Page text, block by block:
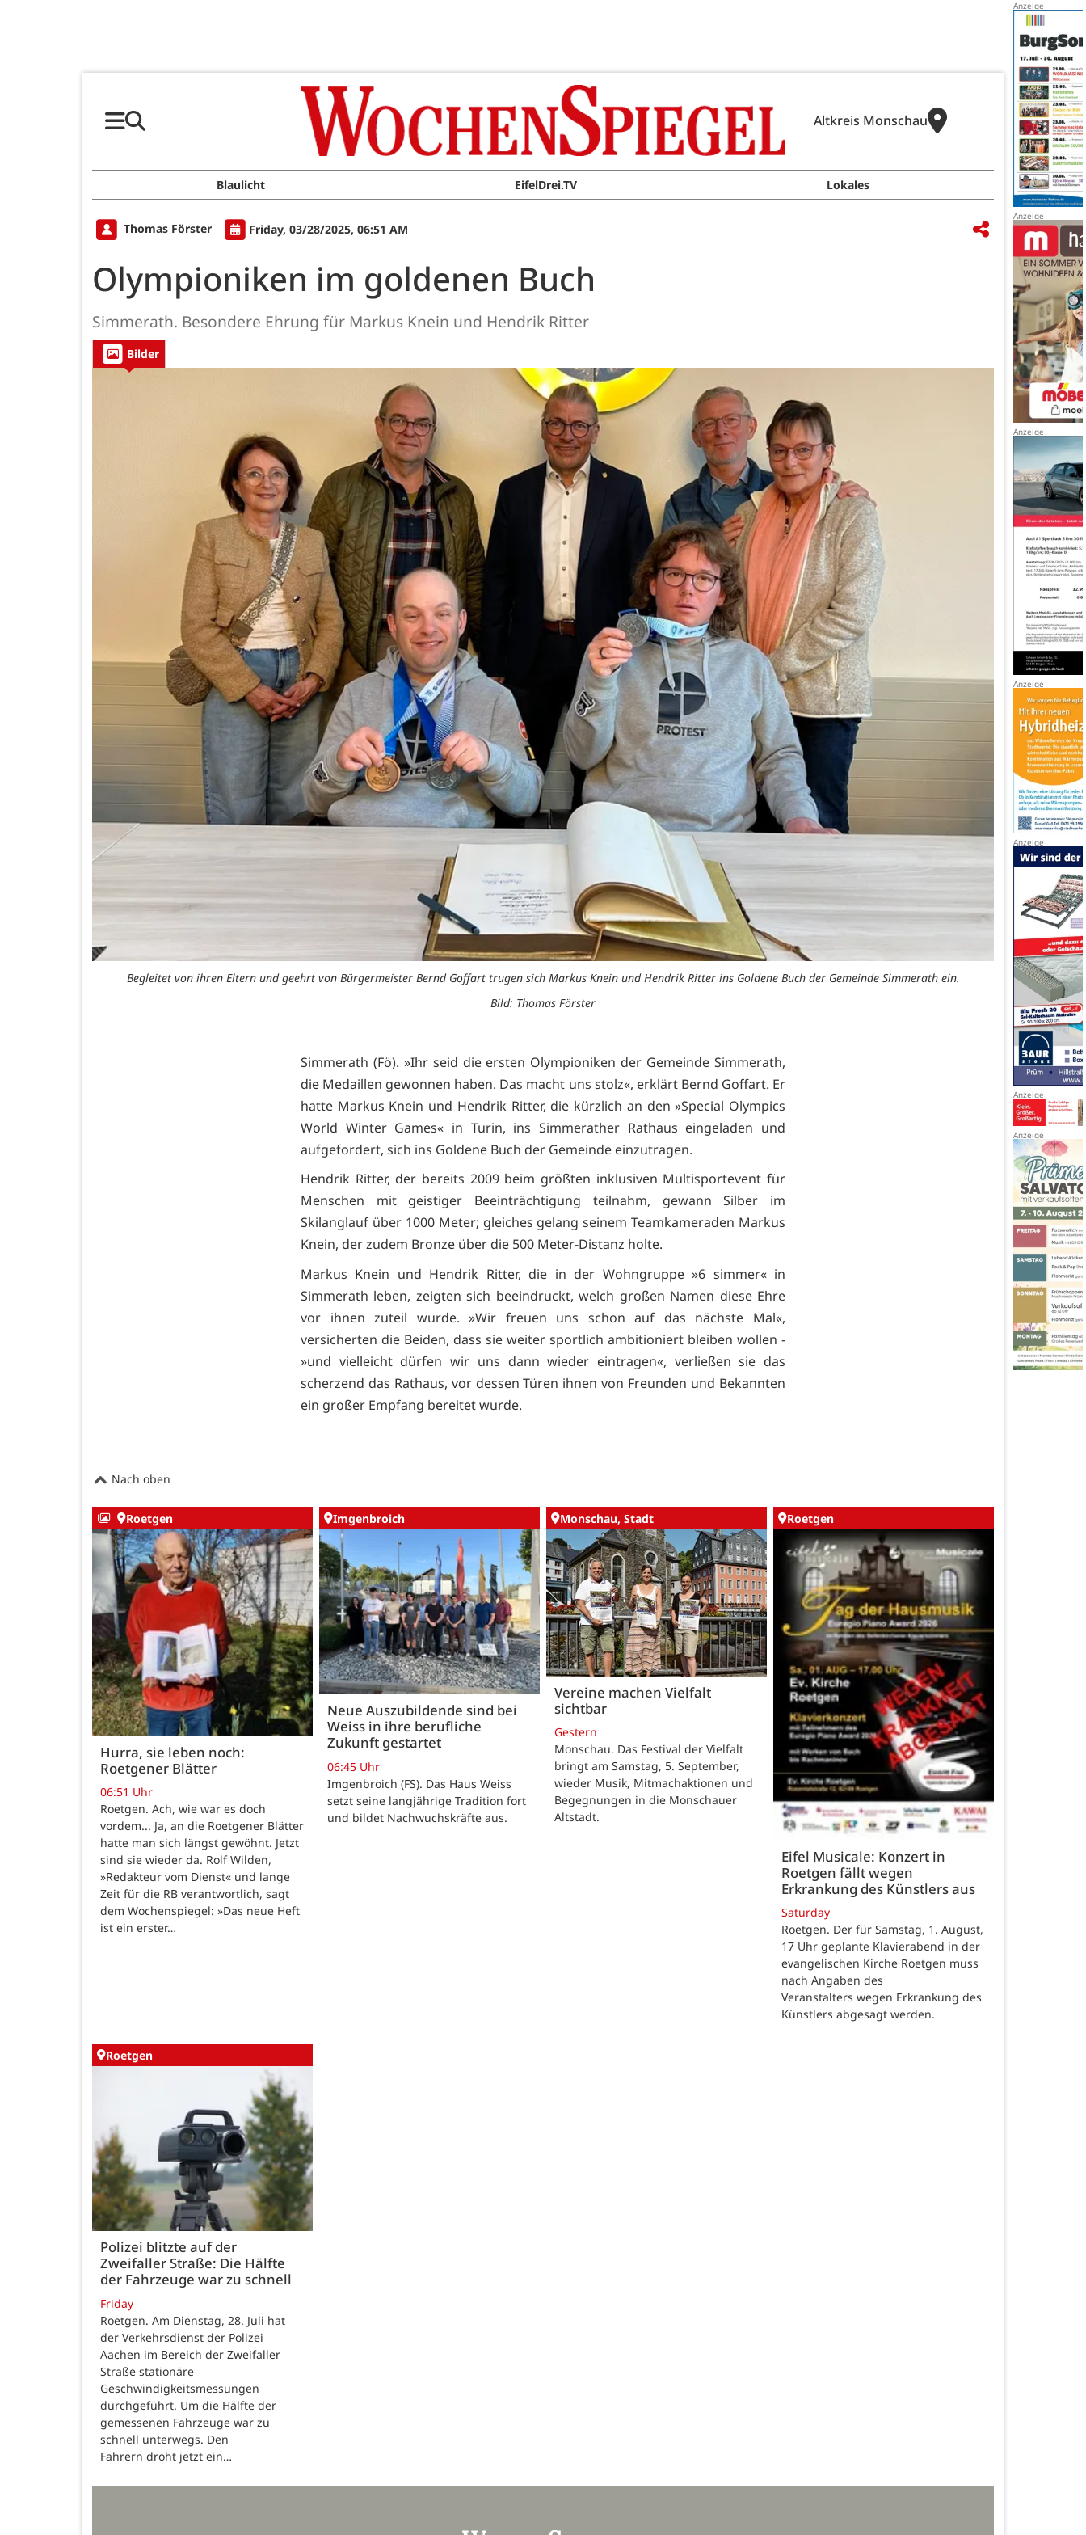
Altkreis Monschau
Blaulicht EifelDrei.TV Lokales
Thomas Förster Friday, 03/28/2025, 06:51 AM
Olympioniken im goldenen Buch
Simmerath. Besondere Ehrung für Markus Knein und Hendrik Ritter
Bilder
Begleitet von ihren Eltern und geehrt von Bürgermeister Bernd Goffart trugen sich Markus Knein und Hendrik Ritter ins Goldene Buch der Gemeinde Simmerath ein.
Bild: Thomas Förster
Simmerath (Fö). »Ihr seid die ersten Olympioniken der Gemeinde Simmerath,
die Medaillen gewonnen haben. Das macht uns stolz«, erklärt Bernd Goffart. Er
hatte Markus Knein und Hendrik Ritter, die kürzlich an den »Special Olympics
World Winter Games« in Turin, ins Simmerather Rathaus eingeladen und
aufgefordert, sich ins Goldene Buch der Gemeinde einzutragen.
Hendrik Ritter, der bereits 2009 beim größten inklusiven Multisportevent für
Menschen mit geistiger Beeinträchtigung teilnahm, gewann Silber im
Skilanglauf über 1000 Meter; gleiches gelang seinem Teamkameraden Markus
Knein, der zudem Bronze über die 500 Meter-Distanz holte.
Markus Knein und Hendrik Ritter, die in der Wohngruppe »6 simmer« in
Simmerath leben, zeigten sich beeindruckt, welch großen Namen diese Ehre
vor ihnen zuteil wurde. »Wir freuen uns schon auf das nächste Mal«,
versicherten die Beiden, dass sie weiter sportlich ambitioniert bleiben wollen -
»und vielleicht dürfen wir uns dann wieder eintragen«, verließen sie das
scherzend das Rathaus, vor dessen Türen ihnen von Freunden und Bekannten
ein großer Empfang bereitet wurde.
Nach oben
Roetgen
Hurra, sie leben noch:
Roetgener Blätter
06:51 Uhr
Roetgen. Ach, wie war es doch
vordem... Ja, an die Roetgener Blätter
hatte man sich längst gewöhnt. Jetzt
sind sie wieder da. Rolf Wilden,
»Redakteur vom Dienst« und lange
Zeit für die RB verantwortlich, sagt
dem Wochenspiegel: »Das neue Heft
ist ein erster…
Imgenbroich
Neue Auszubildende sind bei
Weiss in ihre berufliche
Zukunft gestartet
06:45 Uhr
Imgenbroich (FS). Das Haus Weiss
setzt seine langjährige Tradition fort
und bildet Nachwuchskräfte aus.
Monschau, Stadt
Vereine machen Vielfalt
sichtbar
Gestern
Monschau. Das Festival der Vielfalt
bringt am Samstag, 5. September,
wieder Musik, Mitmachaktionen und
Begegnungen in die Monschauer
Altstadt.
Roetgen
Eifel Musicale: Konzert in
Roetgen fällt wegen
Erkrankung des Künstlers aus
Saturday
Roetgen. Der für Samstag, 1. August,
17 Uhr geplante Klavierabend in der
evangelischen Kirche Roetgen muss
nach Angaben des
Veranstalters wegen Erkrankung des
Künstlers abgesagt werden.
Roetgen
Polizei blitzte auf der
Zweifaller Straße: Die Hälfte
der Fahrzeuge war zu schnell
Friday
Roetgen. Am Dienstag, 28. Juli hat
der Verkehrsdienst der Polizei
Aachen im Bereich der Zweifaller
Straße stationäre
Geschwindigkeitsmessungen
durchgeführt. Um die Hälfte der
gemessenen Fahrzeuge war zu
schnell unterwegs. Den
Fahrern droht jetzt ein…